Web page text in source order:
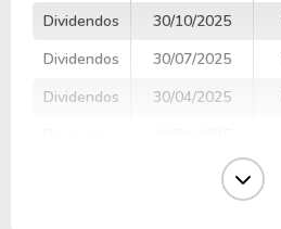
Dividendos
30/10/2025
Dividendos
30/07/2025
Dividendos
30/04/2025
31/10/2024